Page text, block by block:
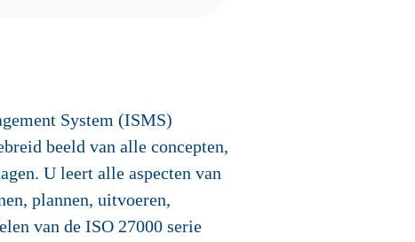
System (ISMS)
beeld van alle concepten,
U leert alle aspecten van
plannen, uitvoeren,
van de ISO 27000 serie